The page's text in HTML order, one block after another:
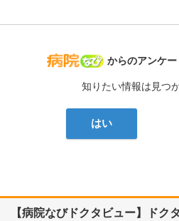
病院なび
からのアンケー
知りたい情報は見つ
はい
【病院なびドクタビュー】ドク